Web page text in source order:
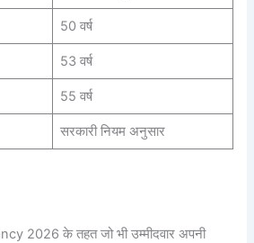
50 वर्ष
53 वर्ष
55 वर्ष
सरकारी नियम अनुसार
2026 के तहत जो भी उम्मीदवार अपनी